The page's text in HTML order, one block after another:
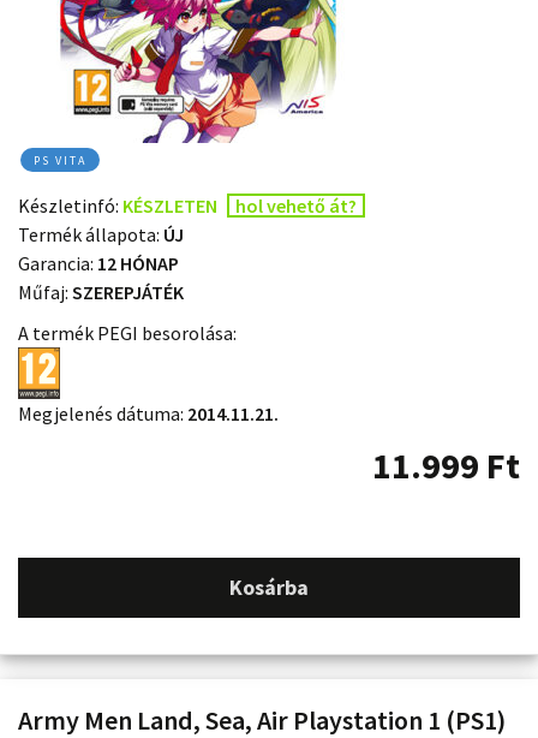
PS VITA
Készletinfó: KÉSZLETEN
hol vehető át?
Termék állapota: ÚJ
Garancia: 12 HÓNAP
Műfaj: SZEREPJÁTÉK
A termék PEGI besorolása:
Megjelenés dátuma: 2014.11.21.
11.999 Ft
Kosárba
Army Men Land, Sea, Air Playstation 1 (PS1)